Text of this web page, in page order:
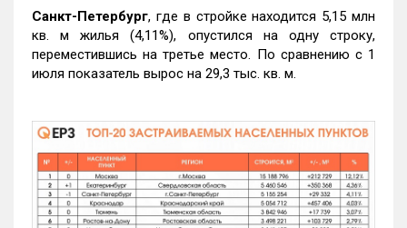
Санкт-Петербург, где в стройке находится 5,15 млн
кв. м жилья (4,11%), опустился на одну строку,
переместившись на третье место. По сравнению с 1
июля показатель вырос на 29,3 тыс. кв. м.